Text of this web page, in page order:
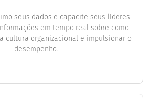
seus dados e capacite seus líderes
em tempo real sobre como
cultura organizacional e impulsionar o
desempenho.